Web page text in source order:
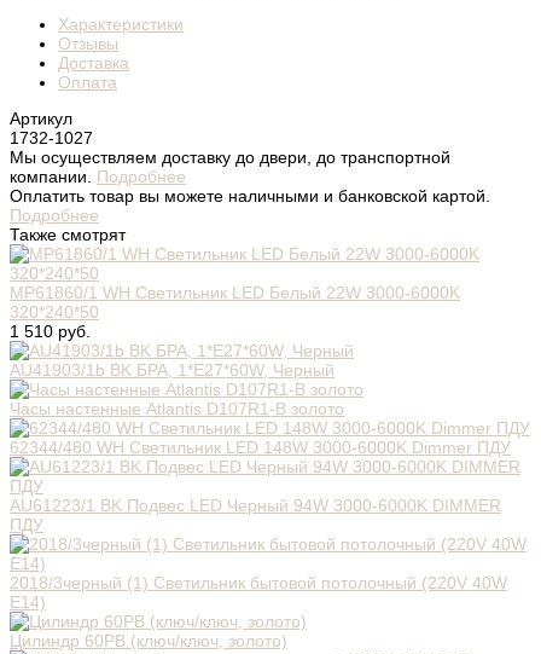
Характеристики
Отзывы
Доставка
Оплата
Артикул
1732-1027
Мы осуществляем доставку до двери, до транспортной
компании. Подробнее
Оплатить товар вы можете наличными и банковской картой.
Подробнее
Также смотрят
MP61860/1 WH Светильник LED Белый 22W 3000-6000K
320*240*50
1 510 руб.
AU41903/1b BK БРА, 1*E27*60W, Черный
Часы настенные Atlantis D107R1-B золото
62344/480 WH Светильник LED 148W 3000-6000K Dimmer ПДУ
AU61223/1 BK Подвес LED Черный 94W 3000-6000K DIMMER
ПДУ
2018/3черный (1) Светильник бытовой потолочный (220V 40W
E14)
Цилиндр 60РВ (ключ/ключ, золото)